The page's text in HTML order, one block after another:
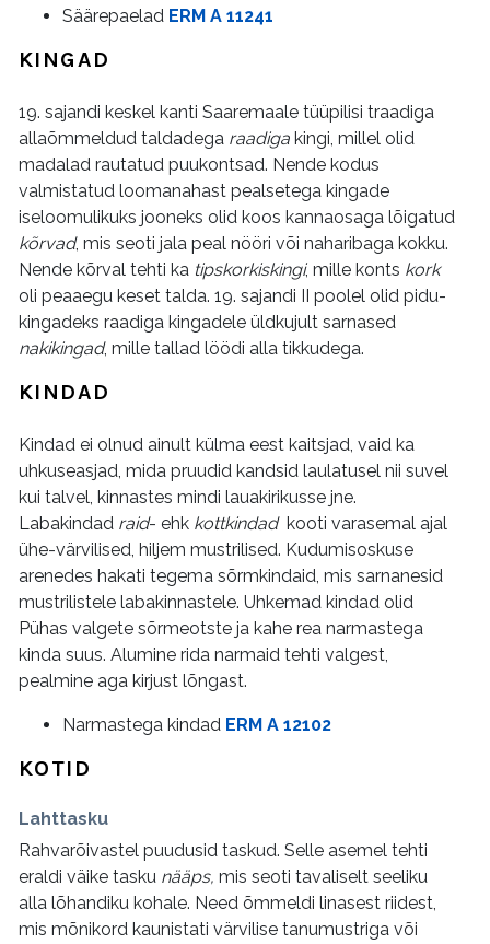
Säärepaelad ERM A 11241
KINGAD
19. sajandi keskel kanti Saaremaale tüüpilisi traadiga
allaõmmeldud taldadega raadiga kingi, millel olid
madalad rautatud puukontsad. Nende kodus
valmistatud loomanahast pealsetega kingade
iseloomulikuks jooneks olid koos kannaosaga lõigatud
kõrvad, mis seoti jala peal nööri või naharibaga kokku.
Nende kõrval tehti ka tipskorkiskingi, mille konts kork
oli peaaegu keset talda. 19. sajandi II poolel olid pidu-
kingadeks raadiga kingadele üldkujult sarnased
nakikingad, mille tallad löödi alla tikkudega.
KINDAD
Kindad ei olnud ainult külma eest kaitsjad, vaid ka
uhkuseasjad, mida pruudid kandsid laulatusel nii suvel
kui talvel, kinnastes mindi lauakirikusse jne.
Labakindad raid- ehk kottkindadkooti varasemal ajal
ühe-värvilised, hiljem mustrilised. Kudumisoskuse
arenedes hakati tegema sõrmkindaid, mis sarnanesid
mustrilistele labakinnastele. Uhkemad kindad olid
Pühas valgete sõrmeotste ja kahe rea narmastega
kinda suus. Alumine rida narmaid tehti valgest,
pealmine aga kirjust lõngast.
Narmastega kindad ERM A 12102
KOTID
Lahttasku
Rahvarõivastel puudusid taskud. Selle asemel tehti
eraldi väike tasku nääps, mis seoti tavaliselt seeliku
alla lõhandiku kohale. Need õmmeldi linasest riidest,
mis mõnikord kaunistati värvilise tanumustriga või